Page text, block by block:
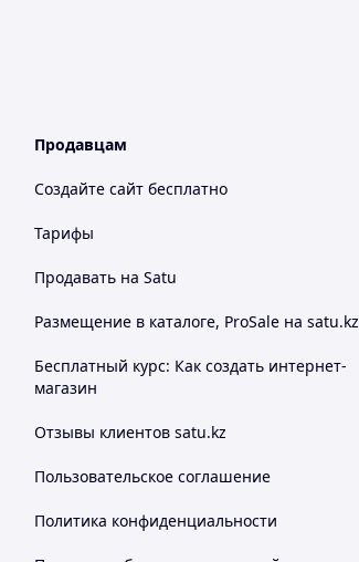
Продавцам
Создайте сайт бесплатно
Тарифы
Продавать на Satu
Размещение в каталоге, ProSale на satu.kz
Бесплатный курс: Как создать интернет-
магазин
Отзывы клиентов satu.kz
Пользовательское соглашение
Политика конфиденциальности